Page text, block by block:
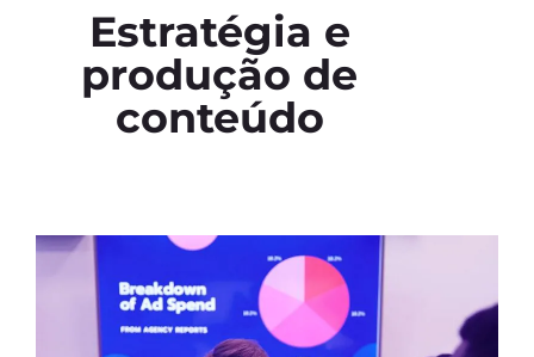
Estratégia e
produção de
conteúdo